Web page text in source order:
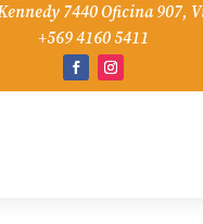
7440 Oficina 907,
+569 4160 5411